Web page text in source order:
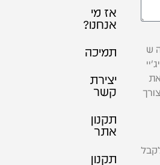
ש
אז מי
אנחנו?
תמיכה
יצירת
קשר
תקנון
אתר
תקנון